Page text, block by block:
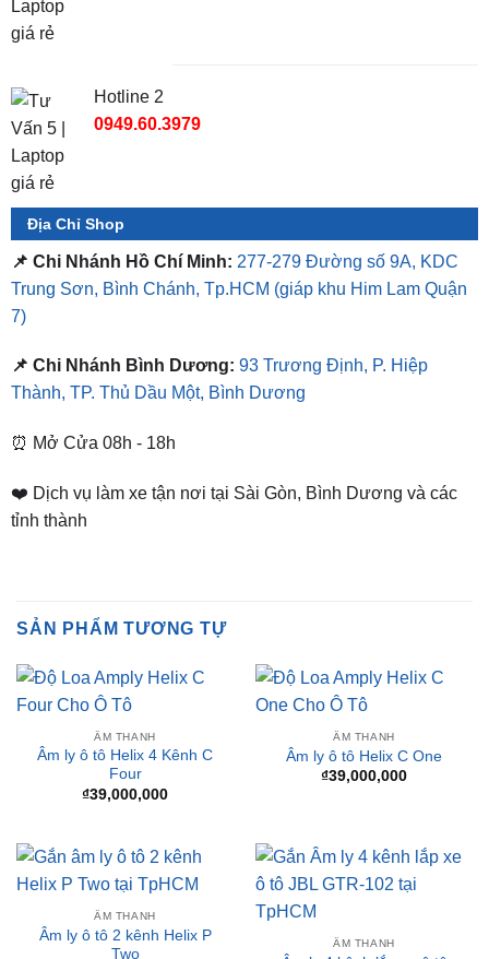
Hotline 2
0949.60.3979
Địa Chỉ Shop
📌 Chi Nhánh Hồ Chí Minh: 277-279 Đường số 9A, KDC
Trung Sơn, Bình Chánh, Tp.HCM (giáp khu Him Lam Quận
7)
📌 Chi Nhánh Bình Dương: 93 Trương Định, P. Hiệp
Thành, TP. Thủ Dầu Một, Bình Dương
⏰ Mở Cửa 08h - 18h
❤️ Dịch vụ làm xe tận nơi tại Sài Gòn, Bình Dương và các
tỉnh thành
SẢN PHẨM TƯƠNG TỰ
ÂM THANH
Âm ly ô tô Helix 4 Kênh C
Four
₫39,000,000
ÂM THANH
Âm ly ô tô Helix C One
₫39,000,000
ÂM THANH
Âm ly ô tô 2 kênh Helix P
Two
ÂM THANH